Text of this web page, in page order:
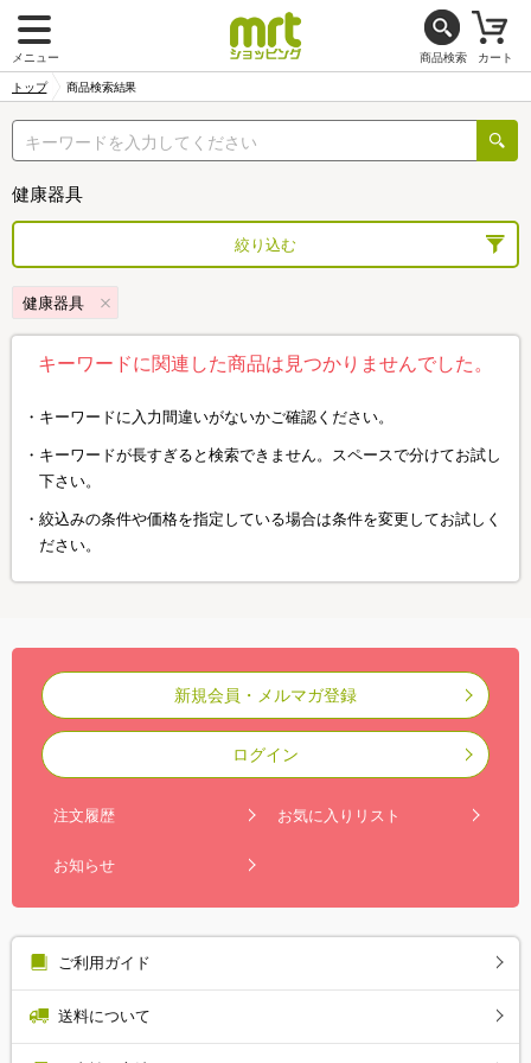
メニュー 商品検索 カート
トップ 商品検索結果
健康器具
絞り込む
健康器具
キーワードに関連した商品は見つかりませんでした。
キーワードに入力間違いがないかご確認ください。
キーワードが長すぎると検索できません。スペースで分けてお試し
下さい。
絞込みの条件や価格を指定している場合は条件を変更してお試しく
ださい。
新規会員・メルマガ登録
ログイン
注文履歴 お気に入りリスト
お知らせ
ご利用ガイド
送料について